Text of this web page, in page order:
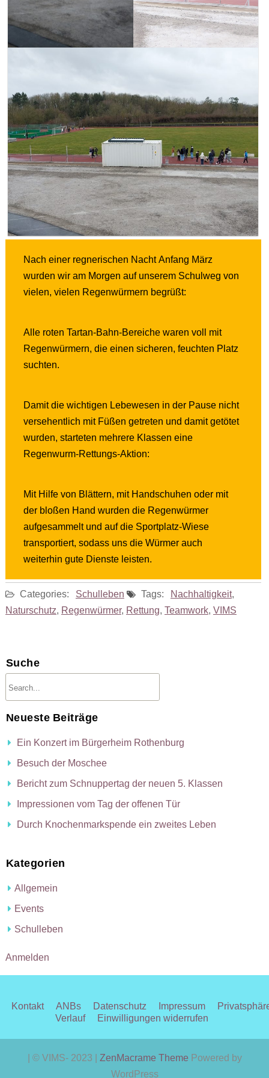
Nach einer regnerischen Nacht Anfang März
wurden wir am Morgen auf unserem Schulweg von
vielen, vielen Regenwürmern begrüßt:
Alle roten Tartan-Bahn-Bereiche waren voll mit
Regenwürmern, die einen sicheren, feuchten Platz
suchten.
Damit die wichtigen Lebewesen in der Pause nicht
versehentlich mit Füßen getreten und damit getötet
wurden, starteten mehrere Klassen eine
Regenwurm-Rettungs-Aktion:
Mit Hilfe von Blättern, mit Handschuhen oder mit
der bloßen Hand wurden die Regenwürmer
aufgesammelt und auf die Sportplatz-Wiese
transportiert, sodass uns die Würmer auch
weiterhin gute Dienste leisten.
Categories: Schulleben Tags: Nachhaltigkeit,
Naturschutz, Regenwürmer, Rettung, Teamwork, VIMS
Suche
Neueste Beiträge
Ein Konzert im Bürgerheim Rothenburg
Besuch der Moschee
Bericht zum Schnuppertag der neuen 5. Klassen
Impressionen vom Tag der offenen Tür
Durch Knochenmarkspende ein zweites Leben
Kategorien
Allgemein
Events
Schulleben
Anmelden
Kontakt ANBs Datenschutz Impressum
Verlauf
Einwilligungen widerrufen
| © VIMS- 2023 | ZenMacrame Theme Powered by
WordPress